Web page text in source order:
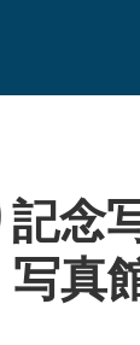
念
真